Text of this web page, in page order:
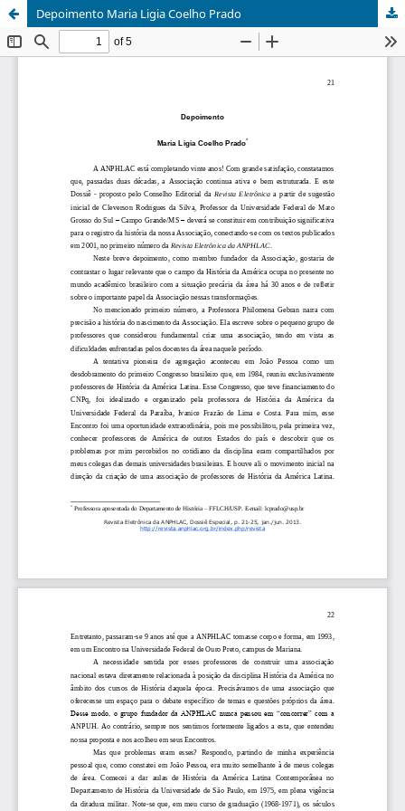
Depoimento Maria Ligia Coelho Prado